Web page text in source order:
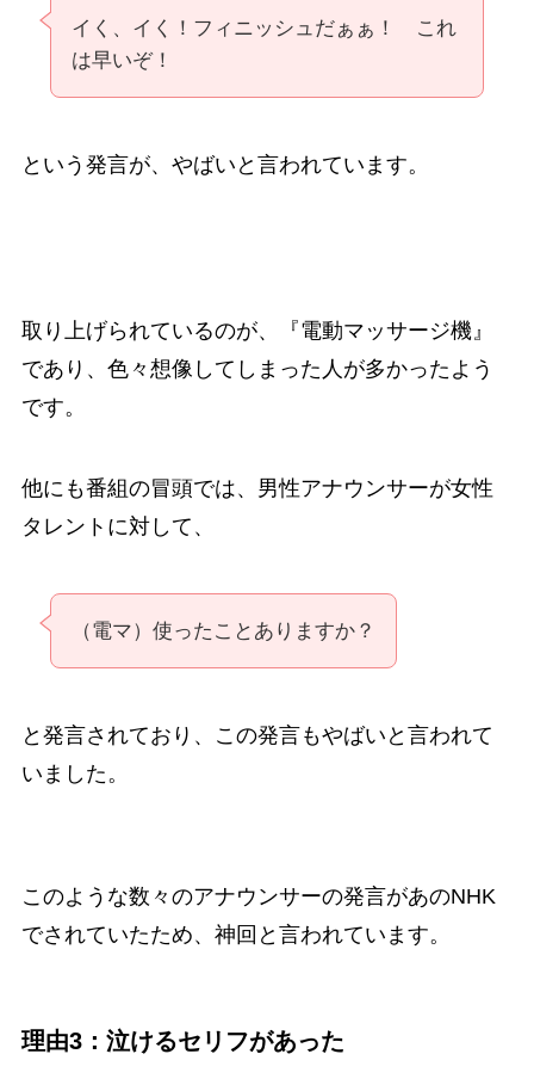
イく、イく！フィニッシュだぁぁ！ これ
は早いぞ！
という発言が、やばいと言われています。
取り上げられているのが、『電動マッサージ機』
であり、色々想像してしまった人が多かったよう
です。
他にも番組の冒頭では、男性アナウンサーが女性
タレントに対して、
（電マ）使ったことありますか？
と発言されており、この発言もやばいと言われて
いました。
このような数々のアナウンサーの発言があのNHK
でされていたため、神回と言われています。
理由3：泣けるセリフがあった